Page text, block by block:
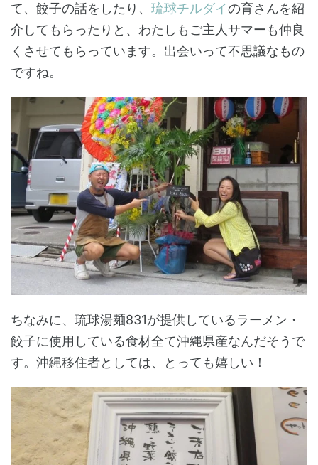
て、餃子の話をしたり、 琉球チルダイの育さんを紹
介してもらったりと、わたしもご主人サマーも仲良
くさせてもらっています。出会いって不思議なもの
ですね。
ちなみに、琉球湯麺831が提供しているラーメン・
餃子に使用している食材全て沖縄県産なんだそうで
す。沖縄移住者としては、とっても嬉しい！